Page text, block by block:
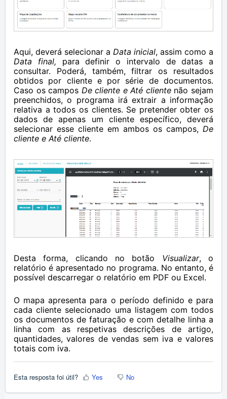
Aqui, deverá selecionar a Data inicial, assim como a
Data final, para definir o intervalo de datas a
consultar. Poderá, também, filtrar os resultados
obtidos por cliente e por série de documentos.
Caso os campos De cliente e Até clientenão sejam
preenchidos, o programa irá extrair a informação
relativa a todos os clientes. Se pretender obter os
dados de apenas um cliente específico, deverá
selecionar esse cliente em ambos os campos, De
cliente e Até cliente.
Desta forma, clicando no botão Visualizar, o
relatório é apresentado no programa. No entanto, é
possível descarregar o relatório em PDF ou Excel.
O mapa apresenta para o período definido e para
cada cliente selecionado uma listagem com todos
os documentos de faturação e com detalhe linha a
linha com as respetivas descrições de artigo,
quantidades, valores de vendas sem iva e valores
totais com iva.
Esta resposta foi útil? Yes No